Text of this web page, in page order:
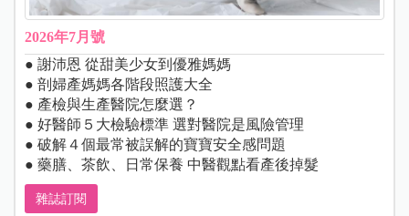
2026年7月號
● 謝沛恩 從甜美少女到優雅媽媽
● 剖婦產媽媽各階段照護大全
● 產檢與生產醫院怎麼選？
● 好醫師５大檢驗標準 選對醫院是風險管理
● 破解４個最常被誤解的寶寶安全感問題
● 藥膳、茶飲、日常保養 中醫觀點看產後掉髮
雜誌訂閱